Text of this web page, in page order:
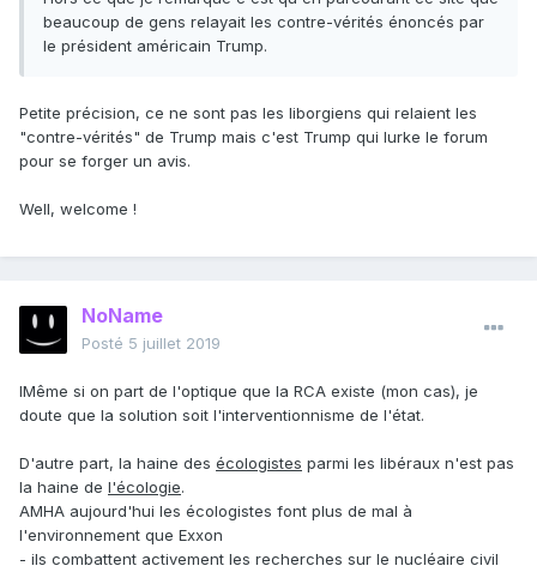
taux de CO2 présent dans l'air augmentera au niveau
mondial. L'air deviendra irrespirable. La faune amazonienne
tournant en rond dans des cages minuscules.
Je pense que le discours anti-écolo des libéraux m'apparaît
véhiculé par la doctrine représente un risque pour le
beaucoup de gens relayait les contre-vérités énoncés par
le président américain Trump.
Petite précision, ce ne sont pas les liborgiens qui relaient les
"contre-vérités" de Trump mais c'est Trump qui lurke le forum
pour se forger un avis.
Well, welcome !
NoName
Posté 5 juillet 2019
IMême si on part de l'optique que la RCA existe (mon cas), je
doute que la solution soit l'interventionnisme de l'état.
D'autre part, la haine des écologistes parmi les libéraux n'est pas
la haine de l'écologie.
AMHA aujourd'hui les écologistes font plus de mal à
l'environnement que Exxon
- ils combattent activement les recherches sur le nucléaire civil